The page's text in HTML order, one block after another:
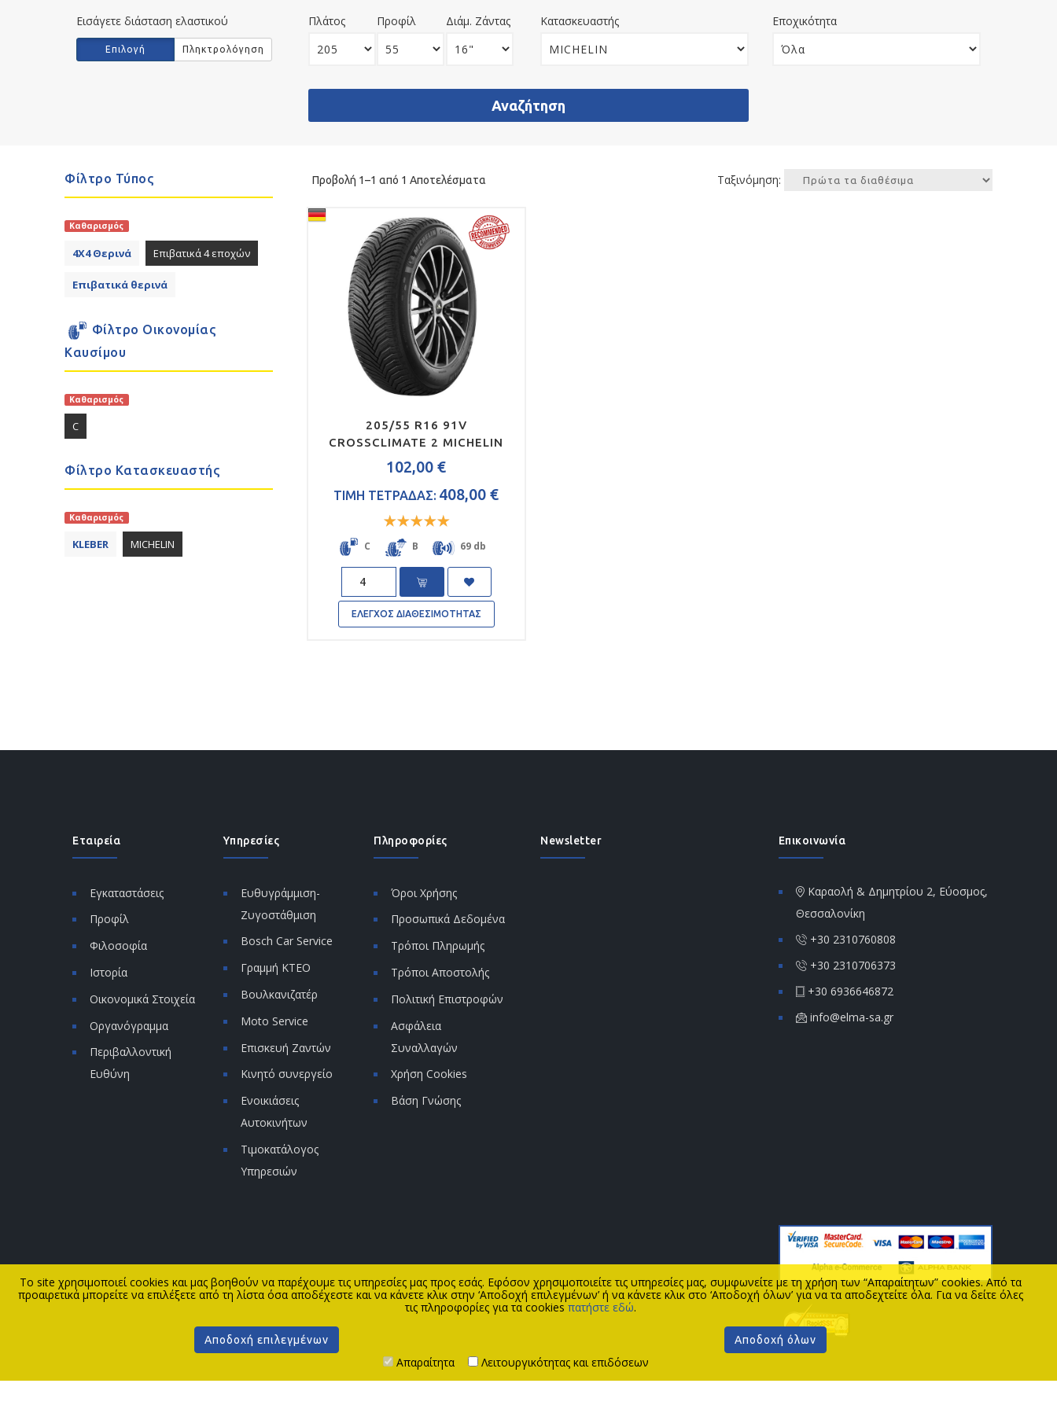
Εισάγετε διάσταση ελαστικού
Εισάγετε
διάσταση
Επιλογή Πληκτρολόγηση
Πλάτος Προφίλ Διάμ. Ζάντας Κατασκευαστής Εποχικότητα
Φίλτρο Τύπος
Καθαρισμός
4Χ4 Θερινά Επιβατικά 4 εποχών
Επιβατικά θερινά
Φίλτρο Οικονομίας
Καυσίμου
Καθαρισμός
C
Φίλτρο Κατασκευαστής
Καθαρισμός
KLEBER MICHELIN
Προβολή 1–1 από 1 Αποτελέσματα Ταξινόμηση:
205/55 R16 91V
CROSSCLIMATE 2 MICHELIN
102,00 €
ΤΙΜΗ ΤΕΤΡΑΔΑΣ: 408,00 €
Rated
out
C B 69 db
Quantity
ΕΛΕΓΧΟΣ ΔΙΑΘΕΣΙΜΟΤΗΤΑΣ
To site χρησιμοποιεί cookies και μας βοηθούν να παρέχουμε τις υπηρεσίες μας προς εσάς. Εφόσον χρησιμοποιείτε τις υπηρεσίες μας, συμφωνείτε με τη χρήση των “Απαραίτητων” cookies. Από τα
προαιρετικά μπορείτε να επιλέξετε από τη λίστα όσα αποδέχεστε και να κάνετε κλικ στην ‘Αποδοχή επιλεγμένων’ ή να κάνετε κλικ στο ‘Αποδοχή όλων’ για να τα αποδεχτείτε όλα. Για να δείτε όλες
τις πληροφορίες για τα cookiesπατήστε εδώ.
Αποδοχή επιλεγμένων Αποδοχή όλων
Απαραίτητα Λειτουργικότητας και επιδόσεων
Εταιρεία
Εγκαταστάσεις
Προφίλ
Φιλοσοφία
Ιστορία
Οικονομικά Στοιχεία
Οργανόγραμμα
Περιβαλλοντική
Ευθύνη
Υπηρεσίες
Ευθυγράμμιση-
Ζυγοστάθμιση
Bosch Car Service
Γραμμή ΚΤΕΟ
Βουλκανιζατέρ
Moto Service
Επισκευή Ζαντών
Κινητό συνεργείο
Ενοικιάσεις
Αυτοκινήτων
Τιμοκατάλογος
Υπηρεσιών
Πληροφορίες
Όροι Χρήσης
Προσωπικά Δεδομένα
Τρόποι Πληρωμής
Τρόποι Αποστολής
Πολιτική Επιστροφών
Ασφάλεια
Συναλλαγών
Χρήση Cookies
Βάση Γνώσης
Newsletter Επικοινωνία
Καραολή & Δημητρίου 2, Εύοσμος,
Θεσσαλονίκη
+30 2310760808
+30 2310706373
+30 6936646872
info@elma-sa.gr